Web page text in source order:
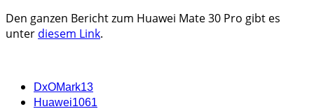
Den ganzen Bericht zum Huawei Mate 30 Pro gibt es
unter diesem Link.
DxOMark13
Huawei1061